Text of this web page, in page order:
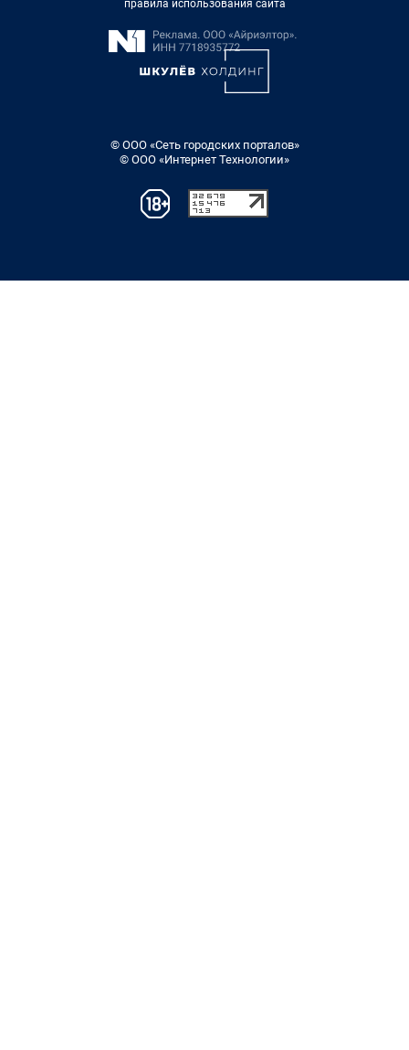
правила использования сайта
© ООО «Сеть городских порталов»
© ООО «Интернет Технологии»